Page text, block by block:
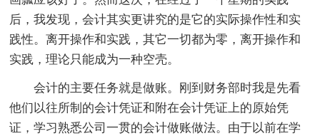
后，我发现，会计其实更讲究的是它的实际操作性和实
践性。离开操作和实践，其它一切都为零，离开操作和
实践，理论只能成为一种空壳。
会计的主要任务就是做账。刚到财务部时我是先看
他们以往所制的会计凭证和附在会计凭证上的原始凭
证，学习熟悉公司一贯的会计做账做法。由于以前在学